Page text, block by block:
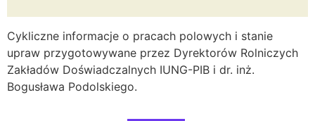
Cykliczne informacje o pracach polowych i stanie
upraw przygotowywane przez Dyrektorów Rolniczych
Zakładów Doświadczalnych IUNG-PIB i dr. inż.
Bogusława Podolskiego.